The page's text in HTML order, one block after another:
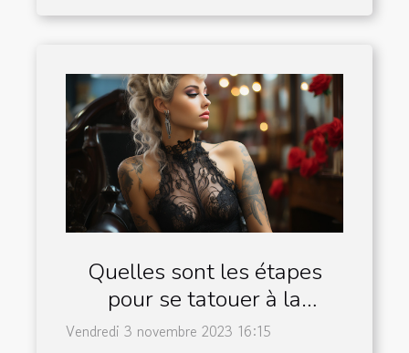
Quelles sont les étapes
pour se tatouer à la
boutique Face Make_up ?
Vendredi 3 novembre 2023 16:15